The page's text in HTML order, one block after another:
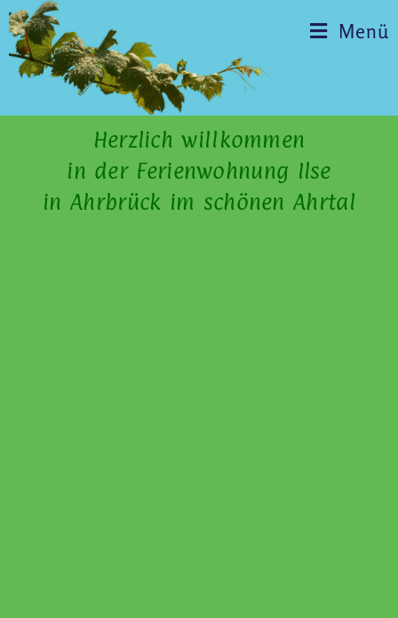
Menü
Herzlich willkommen
in der Ferienwohnung Ilse
in Ahrbrück im schönen Ahrtal